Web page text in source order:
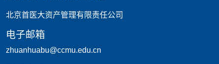
北京首医大资产管理有限责任公司
电子邮箱
zhuanhuabu@ccmu.edu.cn